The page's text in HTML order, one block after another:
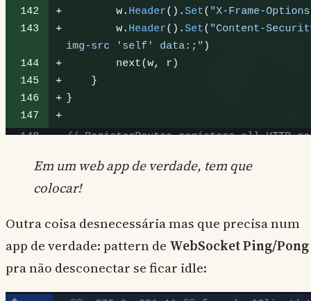
Em um web app de verdade, tem que
colocar!
Outra coisa desnecessária mas que precisa num
app de verdade: pattern de WebSocket Ping/Pong
pra não desconectar se ficar idle: